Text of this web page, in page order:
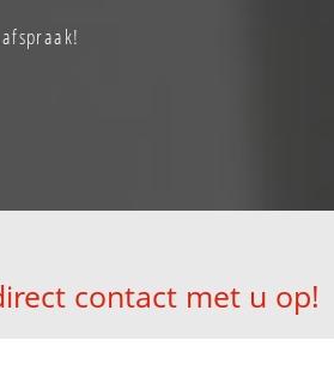
contact met u op!